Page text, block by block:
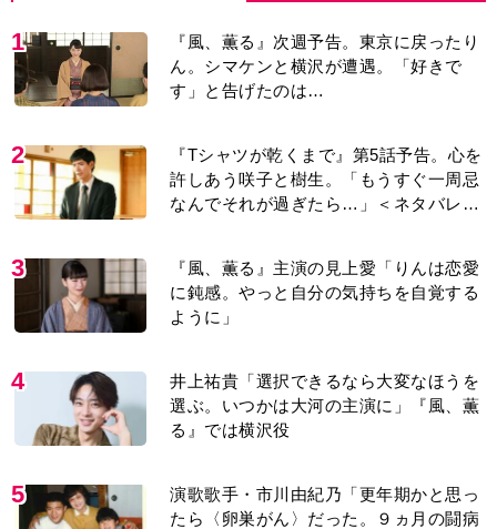
1
『風、薫る』次週予告。東京に戻ったり
ん。シマケンと横沢が遭遇。「好きで
す」と告げたのは…
2
『Tシャツが乾くまで』第5話予告。心を
許しあう咲子と樹生。「もうすぐ一周忌
なんでそれが過ぎたら…」＜ネタバレあ
3
『風、薫る』主演の見上愛「りんは恋愛
に鈍感。やっと自分の気持ちを自覚する
ように」
4
井上祐貴「選択できるなら大変なほうを
選ぶ。いつかは大河の主演に」『風、薫
る』では横沢役
5
演歌歌手・市川由紀乃「更年期かと思っ
たら〈卵巣がん〉だった。９ヵ月の闘病